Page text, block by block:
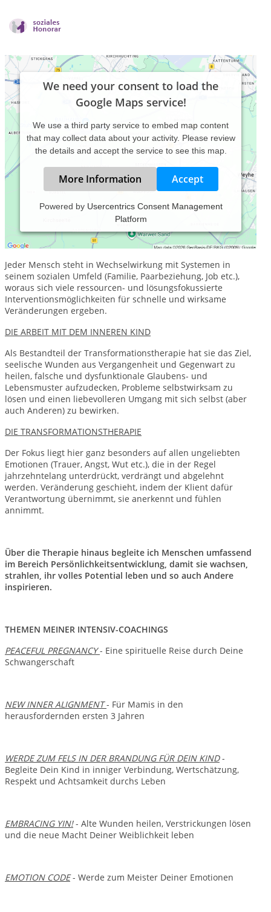
We need your consent to load the
Google Maps service!
We use a third party service to embed map content
that may collect data about your activity. Please review
the details and accept the service to see this map.
More Information Accept
Powered by Usercentrics Consent Management
Platform
MEINE SCHWERPUNKTE IN THERAPIE & COACHING:
DER SYSTEMISCHE ANSATZ
Jeder Mensch steht in Wechselwirkung mit Systemen in
seinem sozialen Umfeld (Familie, Paarbeziehung, Job etc.),
woraus sich viele ressourcen- und lösungsfokussierte
Interventionsmöglichkeiten für schnelle und wirksame
Veränderungen ergeben.
DIE ARBEIT MIT DEM INNEREN KIND
Als Bestandteil der Transformationstherapie hat sie das Ziel,
seelische Wunden aus Vergangenheit und Gegenwart zu
heilen, falsche und dysfunktionale Glaubens- und
Lebensmuster aufzudecken, Probleme selbstwirksam zu
lösen und einen liebevolleren Umgang mit sich selbst (aber
auch Anderen) zu bewirken.
DIE TRANSFORMATIONSTHERAPIE
Der Fokus liegt hier ganz besonders auf allen ungeliebten
Emotionen (Trauer, Angst, Wut etc.), die in der Regel
jahrzehntelang unterdrückt, verdrängt und abgelehnt
werden. Veränderung geschieht, indem der Klient dafür
Verantwortung übernimmt, sie anerkennt und fühlen
annimmt.
Über die Therapie hinaus begleite ich Menschen umfassend
im Bereich Persönlichkeitsentwicklung, damit sie wachsen,
strahlen, ihr volles Potential leben und so auch Andere
inspirieren.
THEMEN MEINER INTENSIV-COACHINGS
PEACEFUL PREGNANCY - Eine spirituelle Reise durch Deine
Schwangerschaft
NEW INNER ALIGNMENT - Für Mamis in den
herausfordernden ersten 3 Jahren
WERDE ZUM FELS IN DER BRANDUNG FÜR DEIN KIND -
Begleite Dein Kind in inniger Verbindung, Wertschätzung,
Respekt und Achtsamkeit durchs Leben
EMBRACING YIN! - Alte Wunden heilen, Verstrickungen lösen
und die neue Macht Deiner Weiblichkeit leben
EMOTION CODE - Werde zum Meister Deiner Emotionen